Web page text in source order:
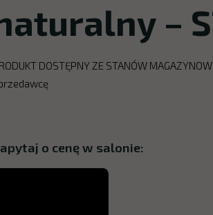
–
DOSTĘPNY ZE STANÓW
o cenę w salonie: